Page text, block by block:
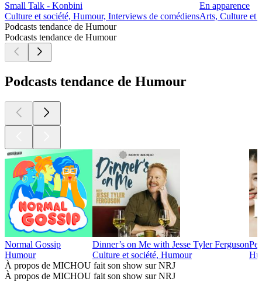
Small Talk - Konbini
Culture et société, Humour, Interviews de comédiens
En apparence
Arts, Culture et
Podcasts tendance de Humour
Podcasts tendance de Humour
Podcasts tendance de Humour
Normal Gossip
Humour
Dinner’s on Me with Jesse Tyler Ferguson
Culture et société, Humour
À propos de MICHOU fait son show sur NRJ
À propos de MICHOU fait son show sur NRJ